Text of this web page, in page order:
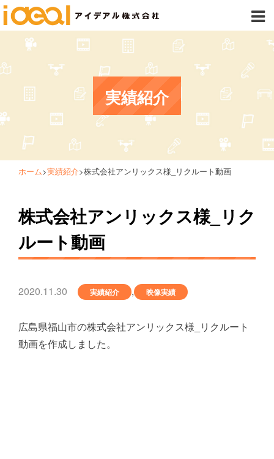
実績紹介
ホーム>実績紹介>株式会社アンリックス様_リクルート動画
株式会社アンリックス様_リク
ルート動画
2020.11.30 実績紹介 , 映像実績
広島県福山市の株式会社アンリックス様_リクルート
動画を作成しました。